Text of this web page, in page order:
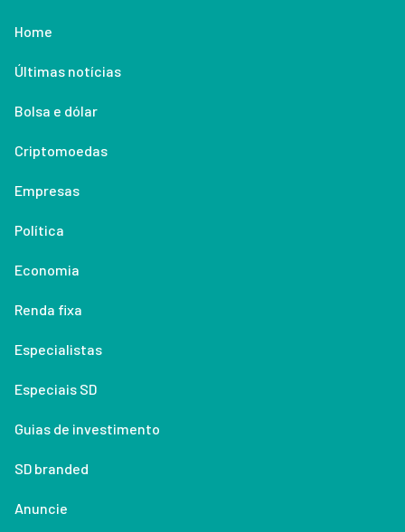
Home
Últimas notícias
Bolsa e dólar
Criptomoedas
Empresas
Política
Economia
Renda fixa
Especialistas
Especiais SD
Guias de investimento
SD branded
Anuncie